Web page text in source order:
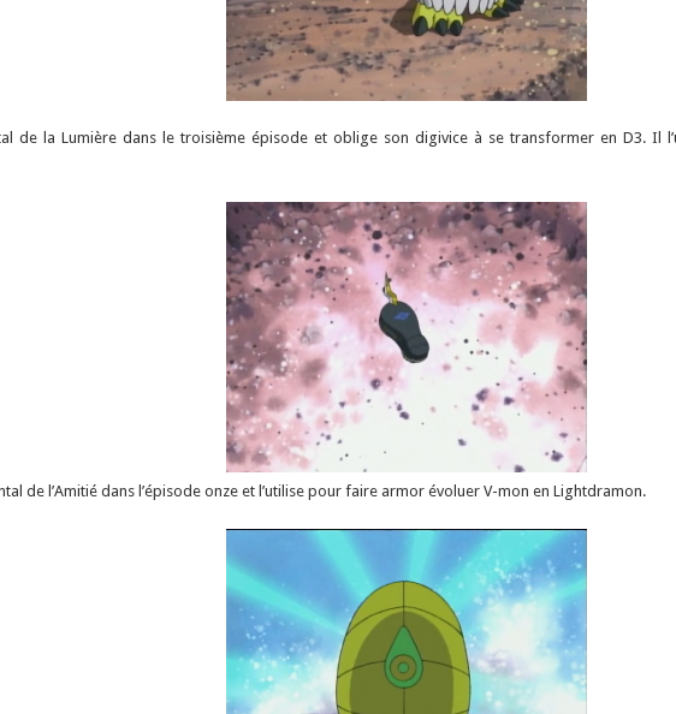
de la Lumière dans le troisième épisode et oblige son digivice à se transformer en D3. Il
de l’Amitié dans l’épisode onze et l’utilise pour faire armor évoluer V-mon en Lightdramon.